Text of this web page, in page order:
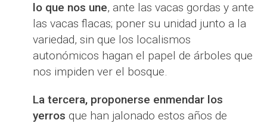
lo que nos une, ante las vacas gordas y ante
las vacas flacas; poner su unidad junto a la
variedad, sin que los localismos
autonómicos hagan el papel de árboles que
nos impiden ver el bosque.
La tercera, proponerse enmendar los
yerros que han jalonado estos años de